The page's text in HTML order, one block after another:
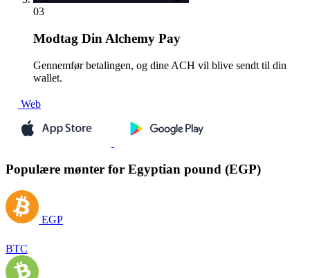
03
Modtag Din Alchemy Pay
Gennemfør betalingen, og dine ACH vil blive sendt til din
wallet.
Web
Populære mønter for Egyptian pound (EGP)
EGP
BTC